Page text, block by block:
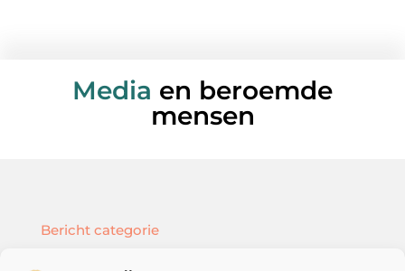
Media en beroemde
mensen
Bericht categorie